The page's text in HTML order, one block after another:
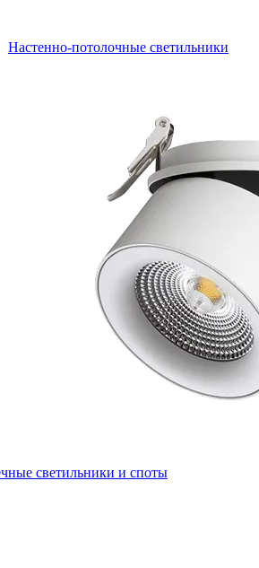
Настенно-потолочные светильники
светильники и споты